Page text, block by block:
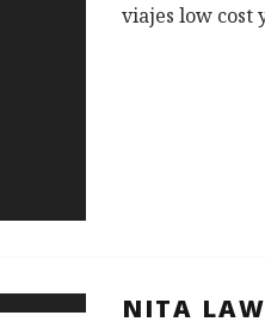
viajes low cost
NITA